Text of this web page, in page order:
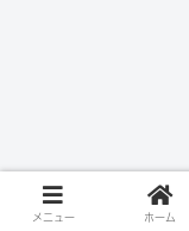
メニュー ホーム